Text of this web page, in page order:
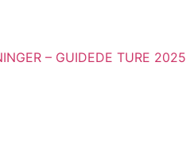
– GUIDEDE TURE 2025